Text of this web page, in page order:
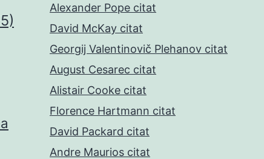
Alexander Pope citat
David McKay citat
Georgij Valentinovič Plehanov citat
August Cesarec citat
Alistair Cooke citat
Florence Hartmann citat
David Packard citat
Andre Maurios citat